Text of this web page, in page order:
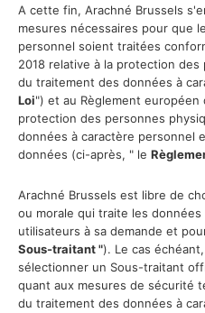
A cette fin, Arachné Brussels
mesures nécessaires pour que
personnel soient traitées
2018 relative à la protection
du traitement des données à
Loi") et au Règlement européen
protection des personnes
données à caractère personnel
données (ci-après, " le
Arachné Brussels est libre de
ou morale qui traite les
utilisateurs à sa demande et
Sous-traitant "). Le cas
sélectionner un Sous-traitant
quant aux mesures de sécurité
du traitement des données à